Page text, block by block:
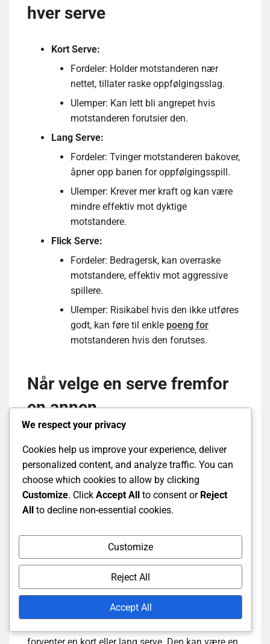
hver serve
Kort Serve:
Fordeler: Holder motstanderen nær
nettet, tillater raske oppfølgingsslag.
Ulemper: Kan lett bli angrepet hvis
motstanderen forutsier den.
Lang Serve:
Fordeler: Tvinger motstanderen bakover,
åpner opp banen for oppfølgingsspill.
Ulemper: Krever mer kraft og kan være
mindre effektiv mot dyktige
motstandere.
Flick Serve:
Fordeler: Bedragersk, kan overraske
motstandere, effektiv mot aggressive
spillere.
Ulemper: Risikabel hvis den ikke utføres
godt, kan føre til enkle poeng for
motstanderen hvis den forutses.
Når velge en serve fremfor
en annen
velge riktig
serve avhenger av kampens kontekst
og motstanderens styrker. Bruk kort serve når du
ønsker å kontrollere tempoet i spillet og holde
motstanderen ved nettet. Dette er spesielt effektivt
mot spillere som er mindre komfortable med raske
Velg lang serve når du ønsker å presse
motstanderen bakover, spesielt hvis de har en
tendens til å trenge seg mot nettet. Denne serven
kan skape muligheter for kraftige smasher eller
strategiske plasseringer etterpå. Flick serve bør
We respect your privacy
Cookies help us improve your experience, deliver
personalized content, and analyze traffic. You can
choose which cookies to allow by clicking
Customize. Click Accept All to consent or Reject
All to decline non-essential cookies.
Customize
Reject All
Accept All